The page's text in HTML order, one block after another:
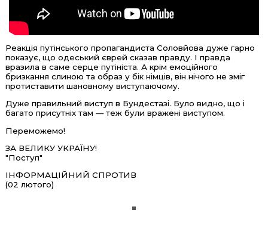
Реакція путінського пропагандиста Соловйова дуже гарно
показує, що одеський єврей сказав правду. І правда
вразила в саме серце путініста. А крім емоційного
бризкання слиною та образ у бік німців, він нічого не зміг
протиставити шановному виступаючому.
Дуже правильний виступ в Бундестазі. Було видно, що і
багато присутніх там — теж були вражені виступом.
Переможемо!
ЗА ВЕЛИКУ УКРАЇНУ!
"Поступ"
ІНФОРМАЦІЙНИЙ СПРОТИВ
(02 лютого)